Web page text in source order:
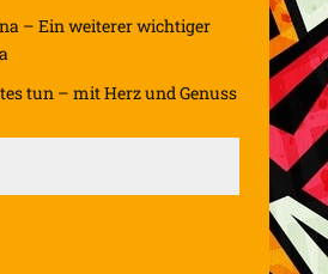
– Ein weiterer wichtiger
tun – mit Herz und Genuss